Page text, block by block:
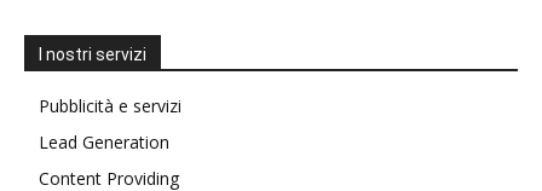
I nostri servizi
Pubblicità e servizi
Lead Generation
Content Providing